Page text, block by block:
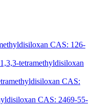
CAS: 126-
tetramethyldisiloxan
CAS:
CAS: 2469-55-